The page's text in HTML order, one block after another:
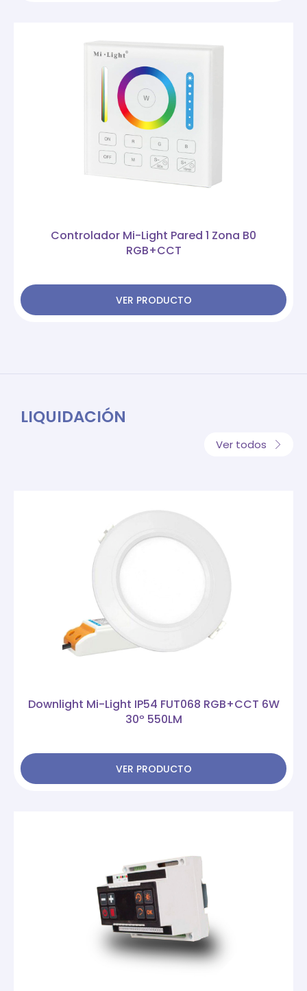
Controlador Mi-Light Pared 1 Zona B0
RGB+CCT
VER PRODUCTO
LIQUIDACIÓN
Ver todos
Downlight Mi-Light IP54 FUT068 RGB+CCT 6W
30º 550LM
VER PRODUCTO